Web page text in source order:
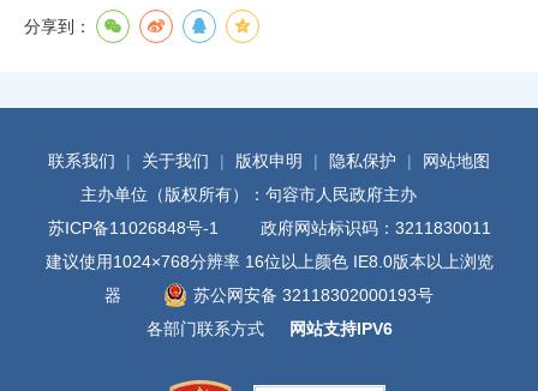
分享到：
联系我们 | 关于我们 | 版权申明 | 隐私保护 |
网站地图
主办单位（版权所有）：句容市人民政府主办
苏ICP备11026848号-1
政府网站标识码：3211830011
建议使用1024×768分辨率 16位以上颜色 IE8.0版本以上浏览
器
苏公网安备 32118302000193号
各部门联系方式
网站支持IPV6